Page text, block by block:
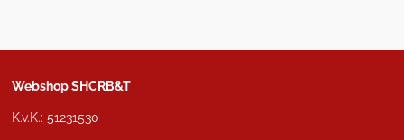
Webshop SHCRB&T
K.v.K.: 51231530